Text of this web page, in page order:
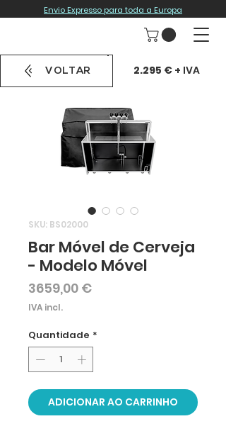
Envio Expresso para toda a Europa
SKU: BS02000
Bar Móvel de Cerveja
- Modelo Móvel
3659,00 €Preço
IVA incl.
Quantidade *
ADICIONAR AO CARRINHO
VOLTAR 2.295 €+ IVA